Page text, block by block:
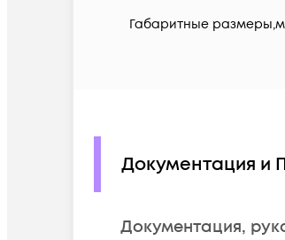
Габаритные
Документация и
Документация,